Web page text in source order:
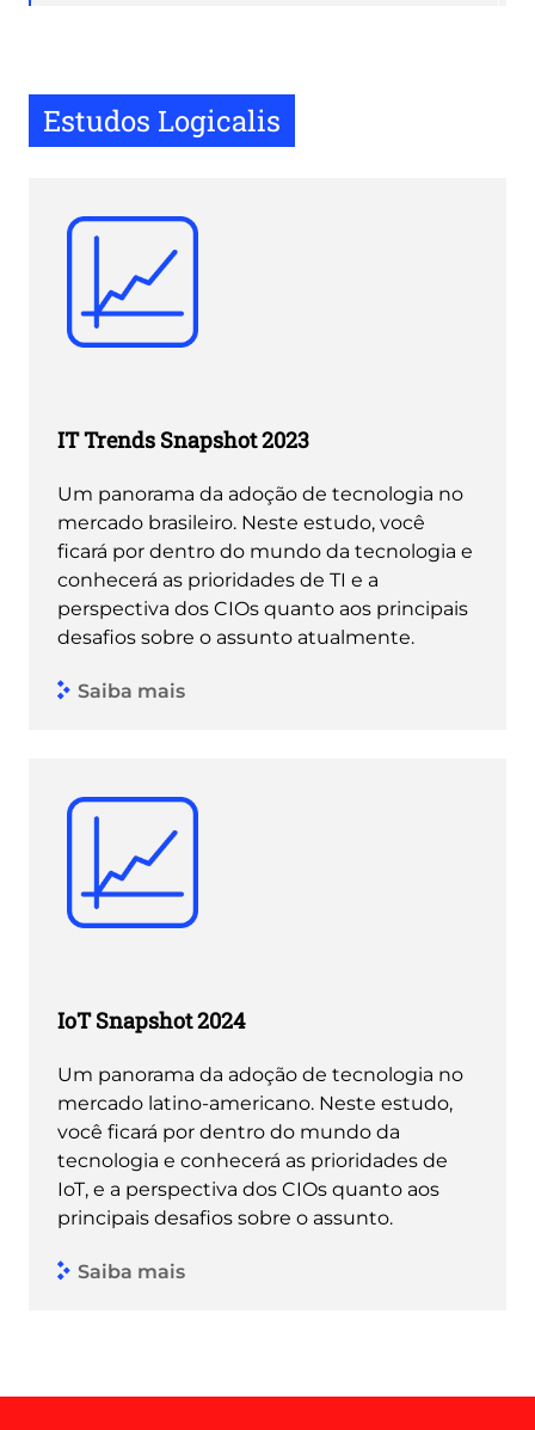
Estudos Logicalis
IT Trends Snapshot 2023
Um panorama da adoção de tecnologia no
mercado brasileiro. Neste estudo, você
ficará por dentro do mundo da tecnologia e
conhecerá as prioridades de TI e a
perspectiva dos CIOs quanto aos principais
desafios sobre o assunto atualmente.
Saiba mais
IoT Snapshot 2024
Um panorama da adoção de tecnologia no
mercado latino-americano. Neste estudo,
você ficará por dentro do mundo da
tecnologia e conhecerá as prioridades de
IoT, e a perspectiva dos CIOs quanto aos
principais desafios sobre o assunto.
Saiba mais